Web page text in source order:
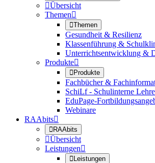
Übersicht
Themen
Themen
Gesundheit & Resilienz
Klassenführung &
Unterrichtsentwicklung &
Produkte
Produkte
Fachbücher &
SchiLf - Schulinterne
EduPage-
Webinare
RAAbits
RAAbits
Übersicht
Leistungen
Leistungen